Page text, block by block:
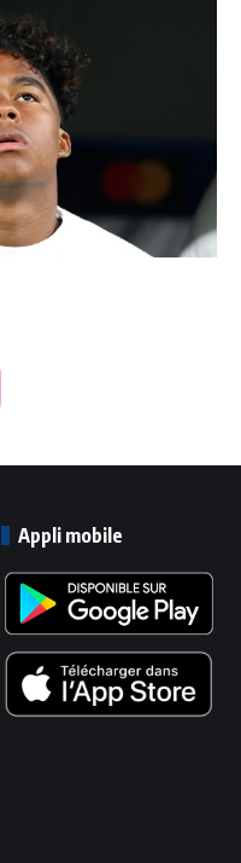
Appli mobile